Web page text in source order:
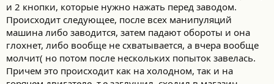
и 2 кнопки, которые нужно нажать перед заводом.
Происходит следующее, после всех манипуляций
машина либо заводится, затем падают обороты и она
глохнет, либо вообще не схватывается, а вчера вообще
молчит( но потом после нескольких попыток завелась.
Причем это происходит как на холодном, так и на